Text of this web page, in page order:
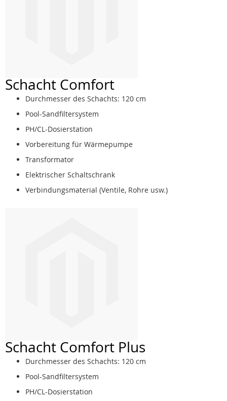
Schacht Comfort
Durchmesser des Schachts: 120 cm
Pool-Sandfiltersystem
PH/CL-Dosierstation
Vorbereitung für Wärmepumpe
Transformator
Elektrischer Schaltschrank
Verbindungsmaterial (Ventile, Rohre usw.)
Schacht Comfort Plus
Durchmesser des Schachts: 120 cm
Pool-Sandfiltersystem
PH/CL-Dosierstation